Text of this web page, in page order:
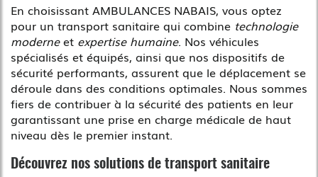
En choisissant AMBULANCES NABAIS, vous optez
pour un transport sanitaire qui combine technologie
moderneet expertise humaine. Nos véhicules
spécialisés et équipés, ainsi que nos dispositifs de
sécurité performants, assurent que le déplacement se
déroule dans des conditions optimales. Nous sommes
fiers de contribuer à la sécurité des patients en leur
garantissant une prise en charge médicale de haut
niveau dès le premier instant.
Découvrez nos solutions de transport sanitaire